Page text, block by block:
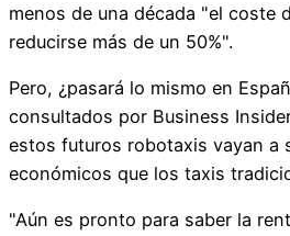
menos de una década "el coste
reducirse más de un 50%".
Pero, ¿pasará lo mismo en
consultados por Business
estos futuros robotaxis vayan a
económicos que los taxis
"Aún es pronto para saber la